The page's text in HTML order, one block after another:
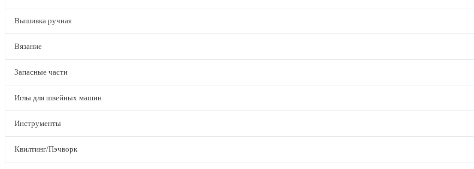
Вышивка ручная
Вязание
Запасные части
Иглы для швейных машин
Инструменты
Квилтинг/Пэчворк